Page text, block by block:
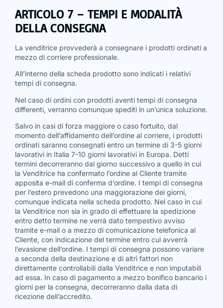
ARTICOLO 7 – TEMPI E MODALITÀ
DELLA CONSEGNA
La venditrice provvederà a consegnare i prodotti ordinati a
mezzo di corriere professionale.
All’interno della scheda prodotto sono indicati i relativi
tempi di consegna.
Nel caso di ordini con prodotti aventi tempi di consegna
differenti, verranno comunque spediti in un’unica soluzione.
Salvo in casi di forza maggiore o caso fortuito, dal
momento dell’affidamento dell’ordine al corriere, i prodotti
ordinati saranno consegnati entro un termine di 3-5 giorni
lavorativi in Italia 7-10 giorni lavorativi in Europa. Detti
termini decorreranno dal giorno successivo a quello in cui
la Venditrice ha confermato l’ordine al Cliente tramite
apposita e-mail di conferma d’ordine. I tempi di consegna
per l’estero prevedono una maggiorazione dei giorni,
comunque indicata nella scheda prodotto. Nel caso in cui
la Venditrice non sia in grado di effettuare la spedizione
entro detto termine ne verrà dato tempestivo avviso
tramite e-mail o a mezzo di comunicazione telefonica al
Cliente, con indicazione del termine entro cui avverrà
l’evasione dell’ordine. I tempi di consegna possono variare
a seconda della destinazione e di altri fattori non
direttamente controllabili dalla Venditrice e non imputabili
ad essa. In caso di pagamento a mezzo bonifico bancario i
giorni per la consegna, decorreranno dalla data di
ricezione dell’accredito.